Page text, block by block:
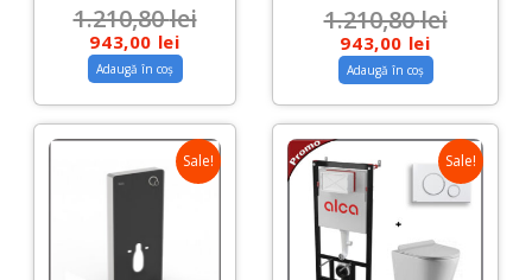
1.210,80lei
943,00 lei
Adaugă în coș
1.210,80lei
943,00 lei
Adaugă în coș
Sale! Sale!